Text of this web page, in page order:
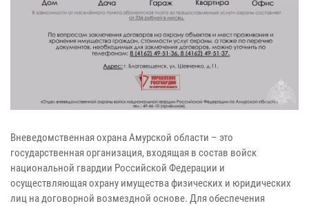
Вневедомственная охрана Амурской области – это
государственная организация, входящая в состав войск
национальной гвардии Российской Федерации и
осуществляющая охрану имущества физических и юридических
лиц на договорной возмездной основе. Для обеспечения